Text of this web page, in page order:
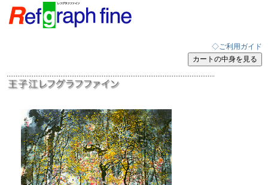
◇ご利用ガイド